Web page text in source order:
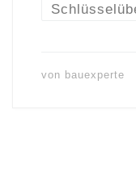
von bauexperte